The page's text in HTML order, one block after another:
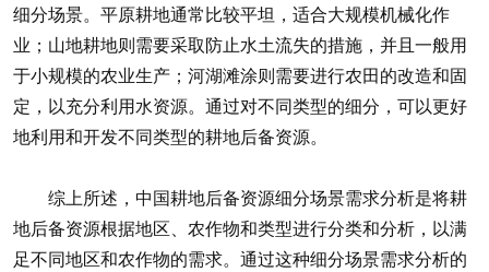
细分场景。平原耕地通常比较平坦，适合大规模机械化作
业；山地耕地则需要采取防止水土流失的措施，并且一般用
于小规模的农业生产；河湖滩涂则需要进行农田的改造和固
定，以充分利用水资源。通过对不同类型的细分，可以更好
地利用和开发不同类型的耕地后备资源。
综上所述，中国耕地后备资源细分场景需求分析是将耕
地后备资源根据地区、农作物和类型进行分类和分析，以满
足不同地区和农作物的需求。通过这种细分场景需求分析的